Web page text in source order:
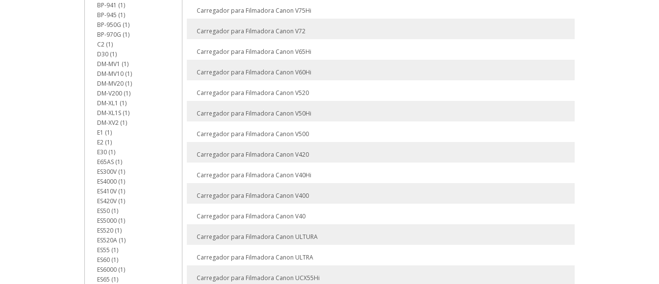
BP-941 (1)
BP-945 (1)
BP-950G (1)
BP-970G (1)
C2 (1)
D30 (1)
DM-MV1 (1)
DM-MV10 (1)
DM-MV20 (1)
DM-V200 (1)
DM-XL1 (1)
DM-XL1S (1)
DM-XV2 (1)
E1 (1)
E2 (1)
E30 (1)
E65AS (1)
ES300V (1)
ES4000 (1)
ES410V (1)
ES420V (1)
ES50 (1)
ES5000 (1)
ES520 (1)
ES520A (1)
ES55 (1)
ES60 (1)
ES6000 (1)
ES65 (1)
Carregador para Filmadora Canon V75Hi
Carregador para Filmadora Canon V72
Carregador para Filmadora Canon V65Hi
Carregador para Filmadora Canon V60Hi
Carregador para Filmadora Canon V520
Carregador para Filmadora Canon V50Hi
Carregador para Filmadora Canon V500
Carregador para Filmadora Canon V420
Carregador para Filmadora Canon V40Hi
Carregador para Filmadora Canon V400
Carregador para Filmadora Canon V40
Carregador para Filmadora Canon ULTURA
Carregador para Filmadora Canon ULTRA
Carregador para Filmadora Canon UCX55Hi